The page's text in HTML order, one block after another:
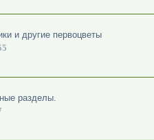
и другие первоцветы
разделы.